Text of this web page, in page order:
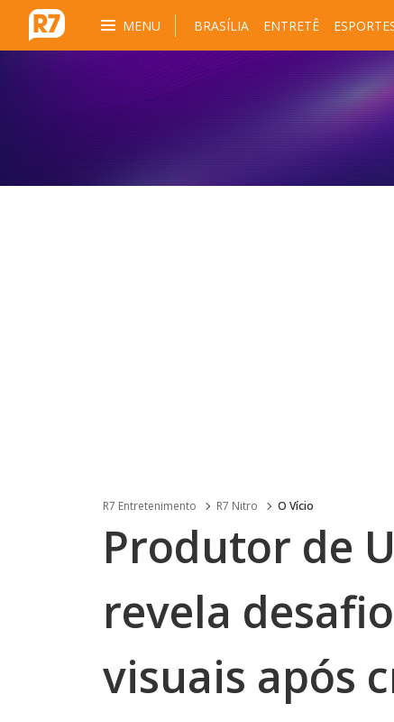
MENU BRASÍLIA ENTRETÊ
R7 Entretenimento R7 Nitro O Vício
Produtor de
revela
visuais após